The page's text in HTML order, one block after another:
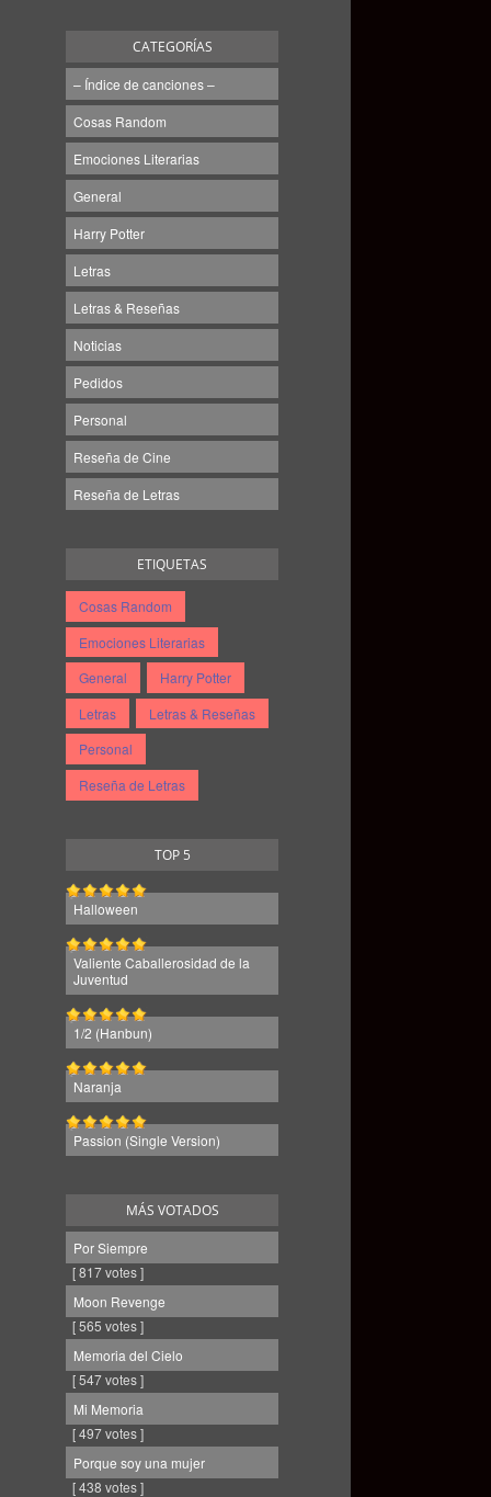
CATEGORÍAS
– Índice de canciones –
Cosas Random
Emociones Literarias
General
Harry Potter
Letras
Letras & Reseñas
Noticias
Pedidos
Personal
Reseña de Cine
Reseña de Letras
ETIQUETAS
Cosas Random
Emociones Literarias
General
Harry Potter
Letras
Letras & Reseñas
Personal
Reseña de Letras
TOP 5
Halloween
Valiente Caballerosidad de la
Juventud
1/2 (Hanbun)
Naranja
Passion (Single Version)
MÁS VOTADOS
Por Siempre
[ 817 votes ]
Moon Revenge
[ 565 votes ]
Memoria del Cielo
[ 547 votes ]
Mi Memoria
[ 497 votes ]
Porque soy una mujer
[ 438 votes ]